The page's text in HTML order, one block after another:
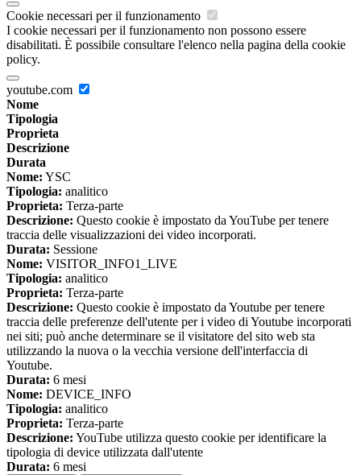
Cookie necessari per il funzionamento
I cookie necessari per il funzionamento non possono essere
disabilitati. È possibile consultare l'elenco nella pagina della cookie
policy.
youtube.com
Nome
Tipologia
Proprieta
Descrizione
Durata
Nome: YSC
Tipologia: analitico
Proprieta: Terza-parte
Descrizione: Questo cookie è impostato da YouTube per tenere
traccia delle visualizzazioni dei video incorporati.
Durata: Sessione
Nome: VISITOR_INFO1_LIVE
Tipologia: analitico
Proprieta: Terza-parte
Descrizione: Questo cookie è impostato da Youtube per tenere
traccia delle preferenze dell'utente per i video di Youtube incorporati
nei siti; può anche determinare se il visitatore del sito web sta
utilizzando la nuova o la vecchia versione dell'interfaccia di
Youtube.
Durata: 6 mesi
Nome: DEVICE_INFO
Tipologia: analitico
Proprieta: Terza-parte
Descrizione: YouTube utilizza questo cookie per identificare la
tipologia di device utilizzata dall'utente
Durata: 6 mesi